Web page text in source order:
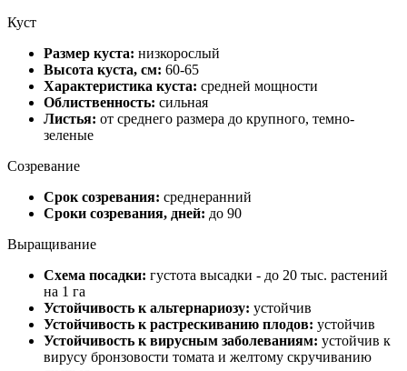
Куст
Размер куста: низкорослый
Высота куста, см: 60-65
Характеристика куста: средней мощности
Облиственность: сильная
Листья: от среднего размера до крупного, темно-
зеленые
Созревание
Срок созревания: среднеранний
Сроки созревания, дней: до 90
Выращивание
Схема посадки: густота высадки - до 20 тыс. растений
на 1 га
Устойчивость к альтернариозу: устойчив
Устойчивость к растрескиванию плодов: устойчив
Устойчивость к вирусным заболеваниям: устойчив к
вирусу бронзовости томата и желтому скручиванию